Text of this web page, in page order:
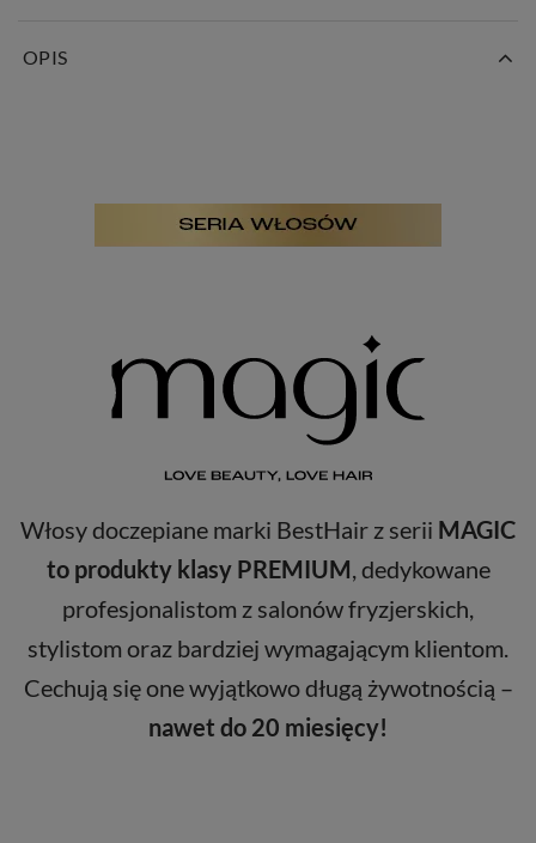
OPIS
Włosy doczepiane marki BestHair z serii MAGIC
to produkty klasy PREMIUM , dedykowane
profesjonalistom z salonów fryzjerskich,
stylistom oraz bardziej wymagającym klientom.
Cechują się one wyjątkowo długą żywotnością –
nawet do 20 miesięcy!